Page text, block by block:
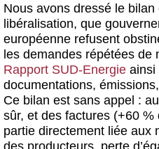
Nous avons dressé le
libéralisation, que
européenne refusent
les demandes répétées de
Rapport SUD-Energie ainsi
documentations,
Ce bilan est sans appel :
sûr, et des factures (+60
partie directement liée aux
des producteurs, perte